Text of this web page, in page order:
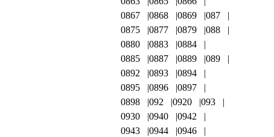
0867
0868 0869
087
0875
0877 0879
088
0880
0883
0884
0885
0887 0889
089
0892
0893
0894
0895
0896
0897
0898
092 0920
093
0930
0940
0942
0943
0944
0946